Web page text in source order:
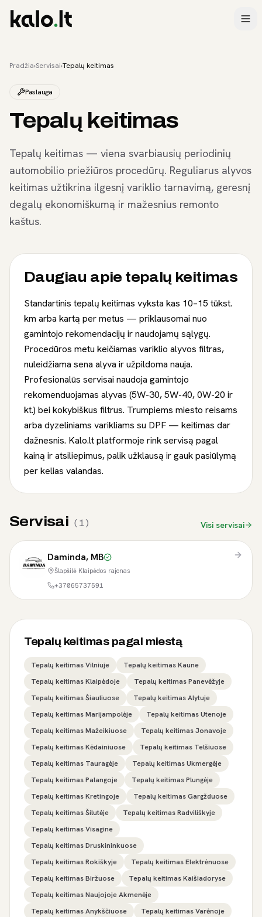
Pradžia›Servisai›Tepalų keitimas
Paslauga
Tepalų keitimas
Tepalų keitimas — viena svarbiausių periodinių
automobilio priežiūros procedūrų. Reguliarus alyvos
keitimas užtikrina ilgesnį variklio tarnavimą, geresnį
degalų ekonomiškumą ir mažesnius remonto
kaštus.
Daugiau apie tepalų keitimas
Standartinis tepalų keitimas vyksta kas 10–15 tūkst.
km arba kartą per metus — priklausomai nuo
gamintojo rekomendacijų ir naudojamų sąlygų.
Procedūros metu keičiamas variklio alyvos filtras,
nuleidžiama sena alyva ir užpildoma nauja.
Profesionalūs servisai naudoja gamintojo
rekomenduojamas alyvas (5W-30, 5W-40, 0W-20 ir
kt.) bei kokybiškus filtrus. Trumpiems miesto reisams
arba dyzeliniams varikliams su DPF — keitimas dar
dažnesnis. Kalo.lt platformoje rink servisą pagal
kainą ir atsiliepimus, palik užklausą ir gauk pasiūlymą
per kelias valandas.
Servisai (1) Visi servisai
Daminda, MB
Šlapšilė Klaipėdos rajonas
+37065737591
Tepalų keitimas pagal miestą
Tepalų keitimas Vilniuje
Tepalų keitimas Kaune
Tepalų keitimas Klaipėdoje
Tepalų keitimas Panevėžyje
Tepalų keitimas Šiauliuose
Tepalų keitimas Alytuje
Tepalų keitimas Marijampolėje
Tepalų keitimas Utenoje
Tepalų keitimas Mažeikiuose
Tepalų keitimas Jonavoje
Tepalų keitimas Kėdainiuose
Tepalų keitimas Telšiuose
Tepalų keitimas Tauragėje
Tepalų keitimas Ukmergėje
Tepalų keitimas Palangoje
Tepalų keitimas Plungėje
Tepalų keitimas Kretingoje
Tepalų keitimas Gargžduose
Tepalų keitimas Šilutėje
Tepalų keitimas Radviliškyje
Tepalų keitimas Visagine
Tepalų keitimas Druskininkuose
Tepalų keitimas Rokiškyje
Tepalų keitimas Elektrėnuose
Tepalų keitimas Biržuose
Tepalų keitimas Kaišiadoryse
Tepalų keitimas Naujojoje Akmenėje
Tepalų keitimas Anykščiuose
Tepalų keitimas Varėnoje